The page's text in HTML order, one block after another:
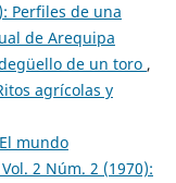
Perfiles de una
de Arequipa
de un toro ,
agrícolas y
mundo
2 Núm. 2 (1970):